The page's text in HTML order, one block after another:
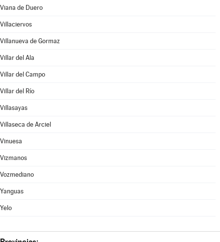
Viana de Duero
Villaciervos
Villanueva de Gormaz
Villar del Ala
Villar del Campo
Villar del Río
Villasayas
Villaseca de Arciel
Vinuesa
Vizmanos
Vozmediano
Yanguas
Yelo